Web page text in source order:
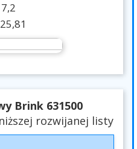
25,81
Brink 631500
rozwijanej listy